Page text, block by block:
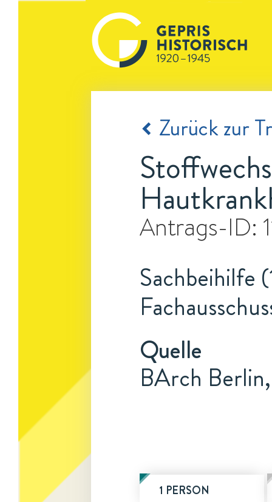
Zurück zur
Antrags-ID:
Sachbeihilfe
Quelle
BArch
1 PERSON